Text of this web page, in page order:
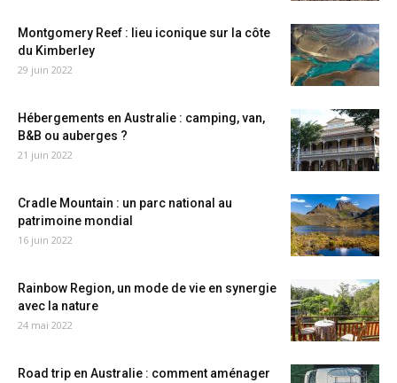
Montgomery Reef : lieu iconique sur la côte
du Kimberley
29 juin 2022
Hébergements en Australie : camping, van,
B&B ou auberges ?
21 juin 2022
Cradle Mountain : un parc national au
patrimoine mondial
16 juin 2022
Rainbow Region, un mode de vie en synergie
avec la nature
24 mai 2022
Road trip en Australie : comment aménager